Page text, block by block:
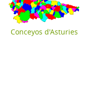
Conceyos d'Asturies